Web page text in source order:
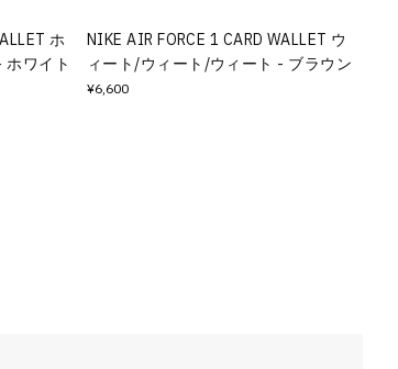
ホ
ワイト
NIKE AIR FORCE 1 CARD WALLET ウ
ィート/ウィート/ウィート - ブラウン
¥6,600